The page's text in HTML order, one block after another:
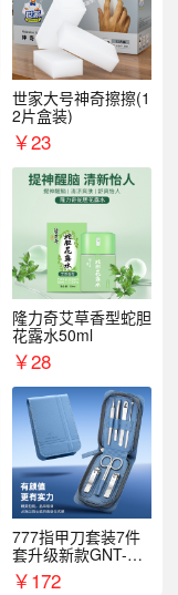
世家大号神奇擦擦(1
2片盒装)
￥23
隆力奇艾草香型蛇胆
花露水50ml
￥28
777指甲刀套装7件
套升级新款GNT-PM
072
￥172